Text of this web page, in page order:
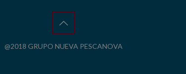
@2018 GRUPO NUEVA PESCANOVA